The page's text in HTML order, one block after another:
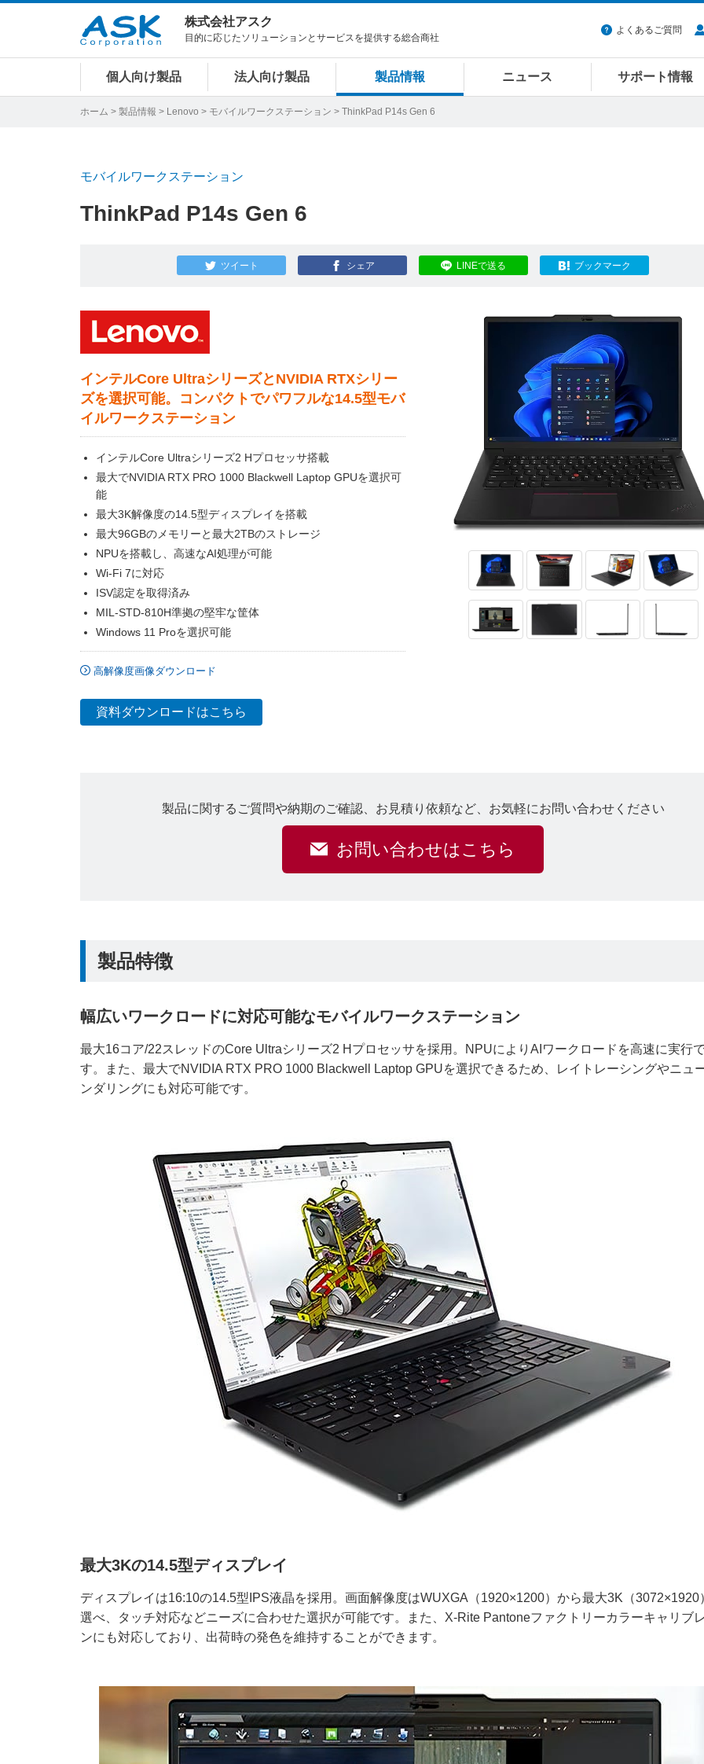
株式会社アスク
目的に応じたソリューションとサービスを提供する総合商社
よくあるご質問
個人向け製品 法人向け製品 製品情報 ニュース サポート情報
ホーム > 製品情報 > Lenovo > モバイルワークステーション > ThinkPad P14s Gen 6
モバイルワークステーション
ThinkPad P14s Gen 6
ツイート シェア LINEで送る ブックマーク
インテルCore UltraシリーズとNVIDIA RTXシリー
ズを選択可能。コンパクトでパワフルな14.5型モバ
イルワークステーション
インテルCore Ultraシリーズ2 Hプロセッサ搭載
最大でNVIDIA RTX PRO 1000 Blackwell Laptop GPUを選択可
能
最大3K解像度の14.5型ディスプレイを搭載
最大96GBのメモリーと最大2TBのストレージ
NPUを搭載し、高速なAI処理が可能
Wi-Fi 7に対応
ISV認定を取得済み
MIL-STD-810H準拠の堅牢な筐体
Windows 11 Proを選択可能
高解像度画像ダウンロード
資料ダウンロードはこちら
製品に関するご質問や納期のご確認、お見積り依頼など、お気軽にお問い合わせください
お問い合わせはこちら
製品特徴
幅広いワークロードに対応可能なモバイルワークステーション
最大16コア/22スレッドのCore Ultraシリーズ2 Hプロセッサを採用。NPUによりAIワークロードを高速に実行
す。また、最大でNVIDIA RTX PRO 1000 Blackwell Laptop GPUを選択できるため、レイトレーシングやニュ
ンダリングにも対応可能です。
最大3Kの14.5型ディスプレイ
ディスプレイは16:10の14.5型IPS液晶を採用。画面解像度はWUXGA（1920×1200）から最大3K（3072×1920
選べ、タッチ対応などニーズに合わせた選択が可能です。また、X-Rite Pantoneファクトリーカラーキャリブ
ンにも対応しており、出荷時の発色を維持することができます。